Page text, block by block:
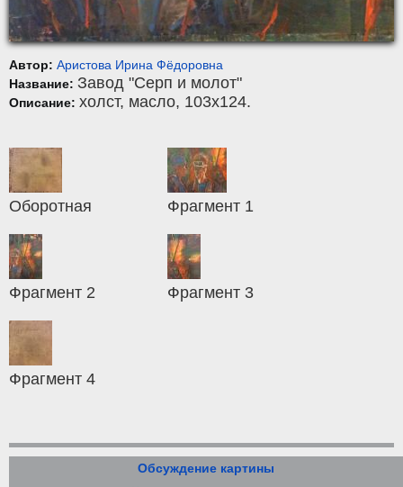
Автор: Аристова Ирина Фёдоровна
Название: Завод "Серп и молот"
Описание: холст, масло, 103x124.
Оборотная Фрагмент 1
Фрагмент 2 Фрагмент 3
Фрагмент 4
Обсуждение картины